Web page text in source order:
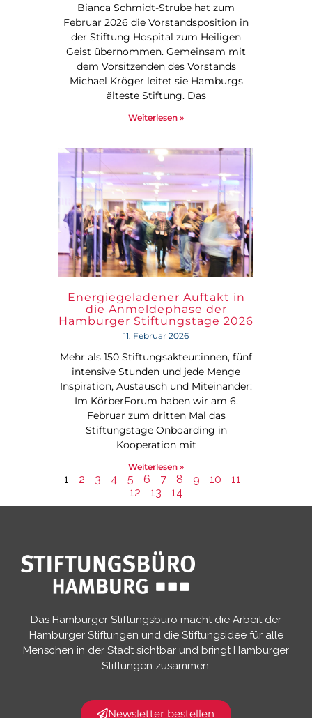
Bianca Schmidt-Strube hat zum
Februar 2026 die Vorstandsposition in
der Stiftung Hospital zum Heiligen
Geist übernommen. Gemeinsam mit
dem Vorsitzenden des Vorstands
Michael Kröger leitet sie Hamburgs
älteste Stiftung. Das
Weiterlesen »
Energiegeladener Auftakt in
die Anmeldephase der
Hamburger Stiftungstage 2026
11. Februar 2026
Mehr als 150 Stiftungsakteur:innen, fünf
intensive Stunden und jede Menge
Inspiration, Austausch und Miteinander:
Im KörberForum haben wir am 6.
Februar zum dritten Mal das
Stiftungstage Onboarding in
Kooperation mit
Weiterlesen »
1 2 3 4 5 6 7 8 9 10
11
12
13 14
Das Hamburger Stiftungsbüro macht die Arbeit der
Hamburger Stiftungen und die Stiftungsidee für alle
Menschen in der Stadt sichtbar und bringt Hamburger
Stiftungen zusammen.​
Newsletter bestellen